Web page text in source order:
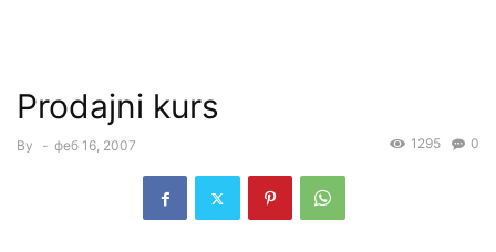
Prodajni kurs
By - феб 16, 2007 0
1295